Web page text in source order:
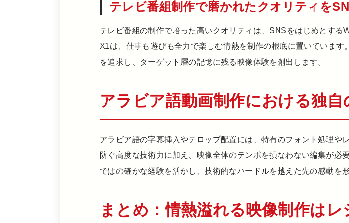
テレビ番組制作で磨かれたクオリティを
テレビ番組の制作で培った高いクオリティは、SNSをはじめとす
X1は、仕事も遊びも全力で楽しむ情熱を制作の根底に置いていま
を追求し、ターゲット層の記憶に残る映像体験を創出します。
アラビア語動画制作における独自
アラビア語の字幕挿入やテロップ配置には、特有のフォント処理や
防ぐ高度な技術力に加え、映像全体のテンポを損なわない編集が必
ではの確かな経験を活かし、技術的なハードルを越えた先の感動を
まとめ：情熱溢れる映像制作は